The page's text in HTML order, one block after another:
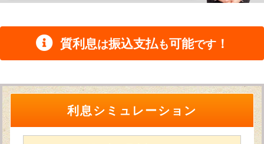
質利息は振込支払も可能です！
利息シミュレーション